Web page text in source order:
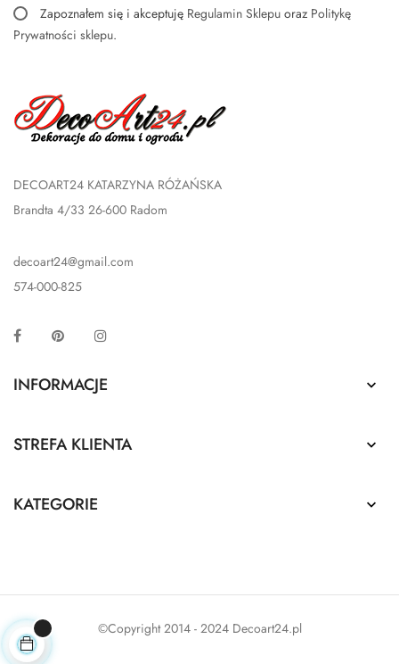
Zapoznałem się i akceptuję Regulamin Sklepu oraz Politykę
Prywatności sklepu.
DECOART24 KATARZYNA RÓŻAŃSKA
Brandta 4/33 26-600 Radom
decoart24@gmail.com
574-000-825
Facebook Pinterest
INFORMACJE 
STREFA KLIENTA 
KATEGORIE 
©Copyright 2014 - 2024 Decoart24.pl